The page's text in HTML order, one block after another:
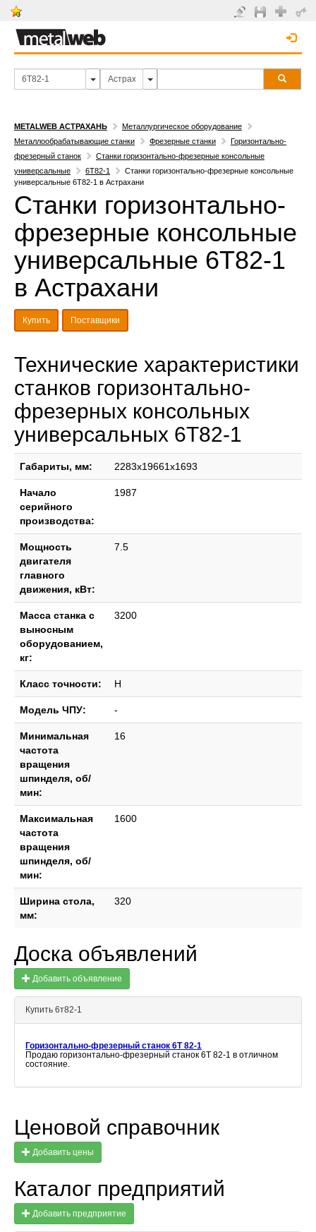
METALWEB АСТРАХАНЬ
Металлургическое оборудование
Металлообрабатывающие станки
Фрезерные станки
Горизонтально-
фрезерный станок
Станки горизонтально-фрезерные консольные
универсальные
6Т82-1
Станки горизонтально-фрезерные консольные
универсальные 6Т82-1 в Астрахани
Станки горизонтально-
фрезерные консольные
универсальные 6Т82-1
в Астрахани
Купить Поставщики
Технические характеристики
станков горизонтально-
фрезерных консольных
универсальных 6Т82-1
Габариты, мм: 2283x19661x1693
Начало
серийного
производства:
1987
Мощность
двигателя
главного
движения, кВт:
7.5
Масса станка с
выносным
оборудованием,
кг:
3200
Класс точности: Н
Модель ЧПУ: -
Минимальная
частота
вращения
шпинделя, об/
мин:
16
Максимальная
частота
вращения
шпинделя, об/
мин:
1600
Ширина стола,
мм:
320
Доска объявлений
Добавить объявление
Купить 6т82-1
Горизонтально-фрезерный станок 6Т 82-1
Продаю горизонтально-фрезерный станок 6Т 82-1 в отличном
состояние.
Ценовой справочник
Добавить цены
Каталог предприятий
Добавить предприятие